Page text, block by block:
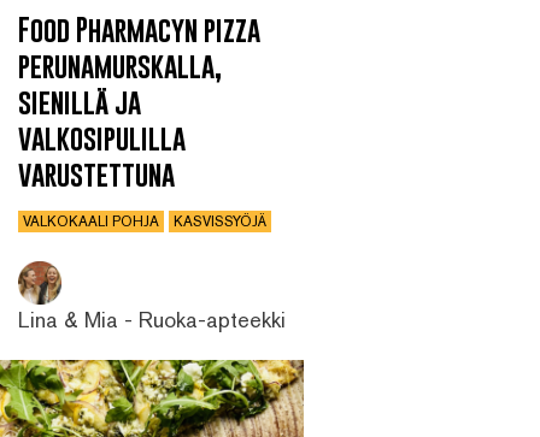
Food Pharmacyn pizza
perunamurskalla,
sienillä ja
valkosipulilla
varustettuna
VALKOKAALI POHJA KASVISSYÖJÄ
Lina & Mia - Ruoka-apteekki